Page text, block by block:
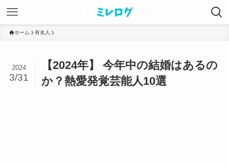
ホーム 有名人
【2024年】 今年中の結婚はあるの
か？熱愛発覚芸能人10選
2024
3/31